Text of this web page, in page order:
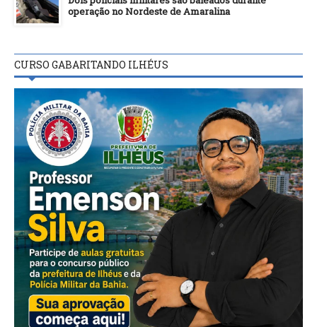
operação no Nordeste de Amaralina
CURSO GABARITANDO ILHÉUS